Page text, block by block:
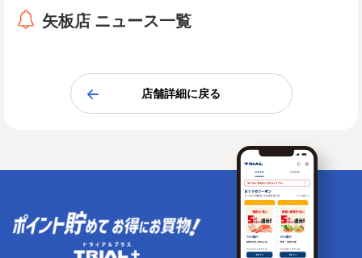
矢板店 ニュース一覧
店舗詳細に戻る